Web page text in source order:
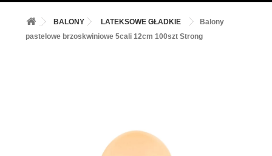
PIECZENIE
BALONY LATEKSOWE GŁADKIE
Balony
pastelowe brzoskwiniowe 5cali 12cm 100szt Strong